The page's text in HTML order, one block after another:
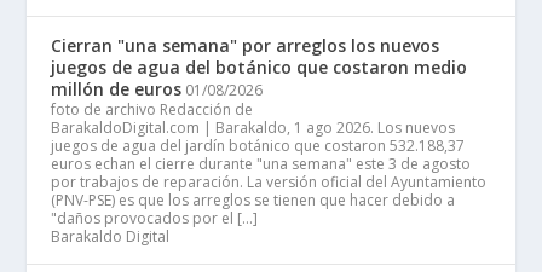
Cierran "una semana" por arreglos los nuevos
juegos de agua del botánico que costaron medio
millón de euros 01/08/2026
foto de archivo Redacción de
BarakaldoDigital.com | Barakaldo, 1 ago 2026. Los nuevos
juegos de agua del jardín botánico que costaron 532.188,37
euros echan el cierre durante "una semana" este 3 de agosto
por trabajos de reparación. La versión oficial del Ayuntamiento
(PNV-PSE) es que los arreglos se tienen que hacer debido a
"daños provocados por el […]
Barakaldo Digital